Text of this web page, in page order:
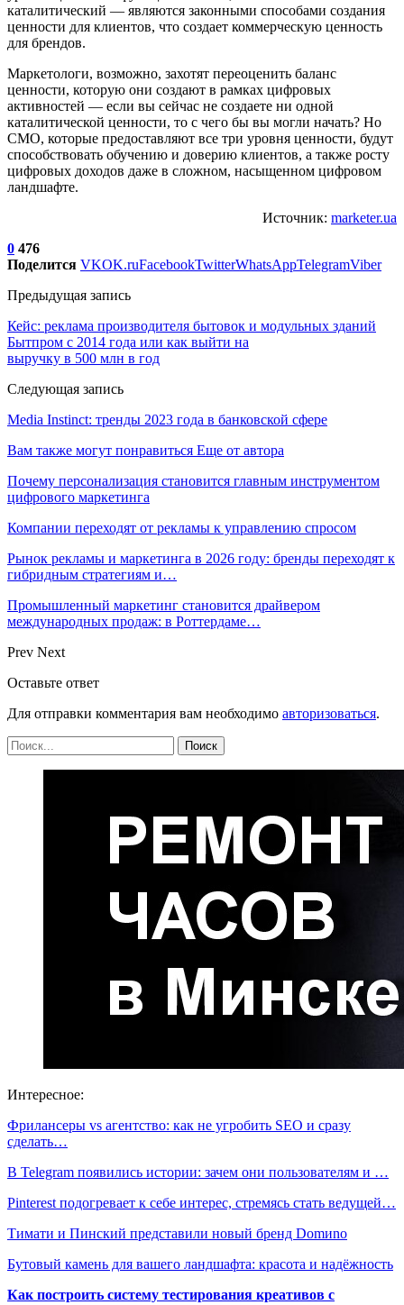
каталитический — являются законными способами создания
ценности для клиентов, что создает коммерческую ценность
для брендов.
Маркетологи, возможно, захотят переоценить баланс
ценности, которую они создают в рамках цифровых
активностей — если вы сейчас не создаете ни одной
каталитической ценности, то с чего бы вы могли начать? Но
CMO, которые предоставляют все три уровня ценности, будут
способствовать обучению и доверию клиентов, а также росту
цифровых доходов даже в сложном, насыщенном цифровом
ландшафте.
Источник: marketer.ua
0 476
Поделится VKOK.ruFacebookTwitterWhatsAppTelegramViber
Предыдущая запись
Кейс: реклама производителя бытовок и модульных зданий
Бытпром с 2014 года или как выйти на
выручку в 500 млн в год
Следующая запись
Media Instinct: тренды 2023 года в банковской сфере
Вам также могут понравиться Еще от автора
Почему персонализация становится главным инструментом
цифрового маркетинга
Компании переходят от рекламы к управлению спросом
Рынок рекламы и маркетинга в 2026 году: бренды переходят к
гибридным стратегиям и…
Промышленный маркетинг становится драйвером
международных продаж: в Роттердаме…
Prev Next
Оставьте ответ
Для отправки комментария вам необходимо авторизоваться.
Интересное:
Фрилансеры vs агентство: как не угробить SEO и сразу
сделать…
В Telegram появились истории: зачем они пользователям и …
Pinterest подогревает к себе интерес, стремясь стать ведущей…
Тимати и Пинский представили новый бренд Domиno
Бутовый камень для вашего ландшафта: красота и надёжность
Как построить систему тестирования креативов с